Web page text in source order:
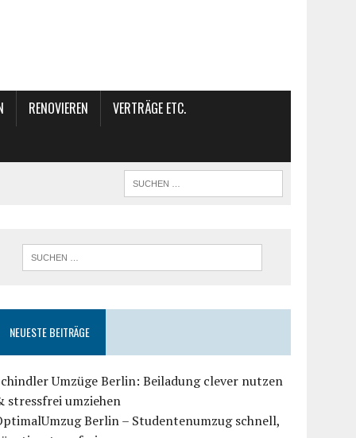
RENOVIEREN VERTRÄGE ETC.
NEUESTE BEITRÄGE
Umzüge Berlin: Beiladung clever nutzen
stressfrei umziehen
Berlin – Studentenumzug schnell,